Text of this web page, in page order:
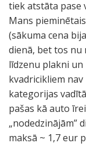
tiek atstāta pase
Mans
(sākuma cena
dienā, bet tos nu
līdzenu plakni un
kvadricikliem
kategorijas
pašas kā auto
„nodedzinājām”
maksā ~ 1,7 eur